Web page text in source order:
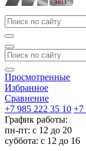
Просмотренные
Избранное
Сравнение
+7 985 222 35 10 +7
График работы:
пн-пт: с 12 до 20
суббота: c 12 до 16